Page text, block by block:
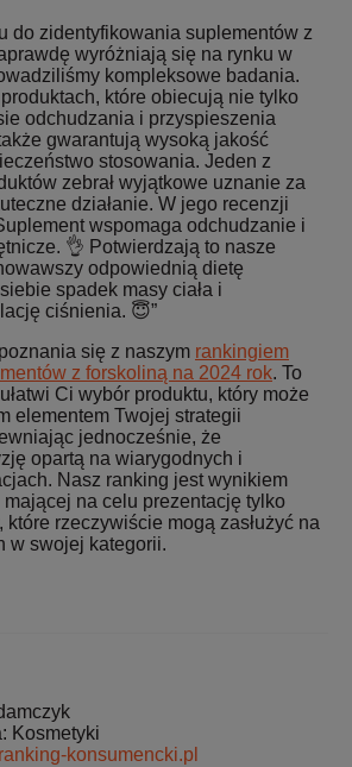
do zidentyfikowania suplementów z
wyróżniają się na rynku w
kompleksowe badania.
które obiecują nie tylko
odchudzania i przyspieszenia
gwarantują wysoką jakość
stosowania. Jeden z
zebrał wyjątkowe uznanie za
działanie. W jego recenzji
wspomaga odchudzanie i
👌 Potwierdzają to nasze
odpowiednią dietę
spadek masy ciała i
ciśnienia. 😇”
się z naszym rankingiem
z forskoliną na 2024 rok. To
Ci wybór produktu, który może
elementem Twojej strategii
jednocześnie, że
opartą na wiarygodnych i
Nasz ranking jest wynikiem
na celu prezentację tylko
które rzeczywiście mogą zasłużyć na
w swojej kategorii.
Kosmetyki
konsumencki.pl